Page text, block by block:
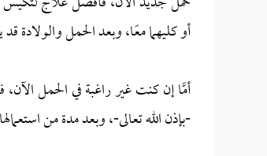
أو كليهما معًا، وبعد الحمل والولادة
أمَّا إن كنت غير راغبة في الحمل
-بإذن الله تعالى-، وبعد مدة من